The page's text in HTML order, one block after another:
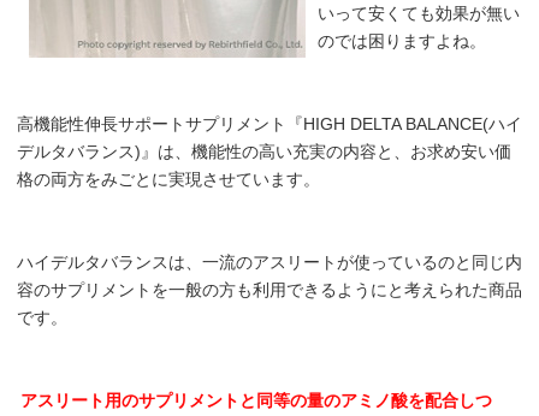
いって安くても効果が無い
のでは困りますよね。
高機能性伸長サポートサプリメント『HIGH DELTA BALANCE(ハイ
デルタバランス)』は、機能性の高い充実の内容と、お求め安い価
格の両方をみごとに実現させています。
ハイデルタバランスは、一流のアスリートが使っているのと同じ内
容のサプリメントを一般の方も利用できるようにと考えられた商品
です。
アスリート用のサプリメントと同等の量のアミノ酸を配合しつ